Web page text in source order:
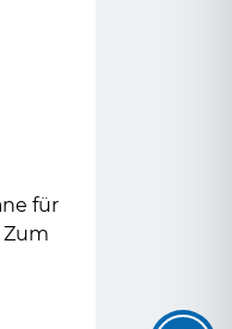
für
Zum